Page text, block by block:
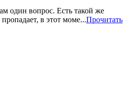
один вопрос. Есть такой же
в этот моме...Прочитать